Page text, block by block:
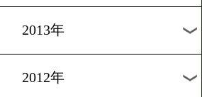
2016年